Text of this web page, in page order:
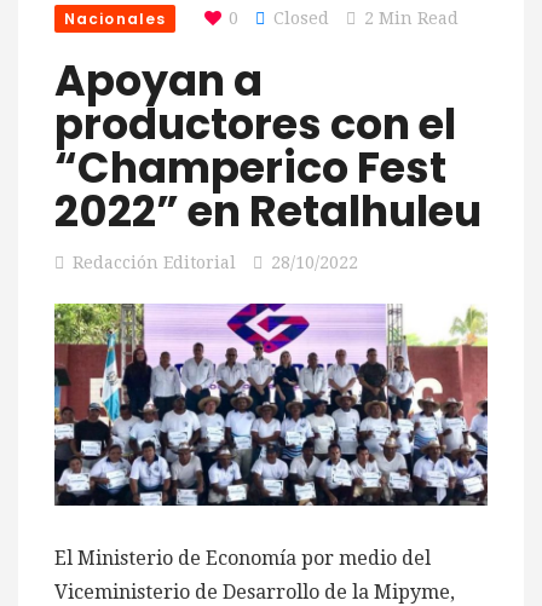
Nacionales 0 Closed 2 Min Read
Apoyan a
productores con el
“Champerico Fest
2022” en Retalhuleu
Redacción Editorial 28/10/2022
El Ministerio de Economía por medio del
Viceministerio de Desarrollo de la Mipyme,